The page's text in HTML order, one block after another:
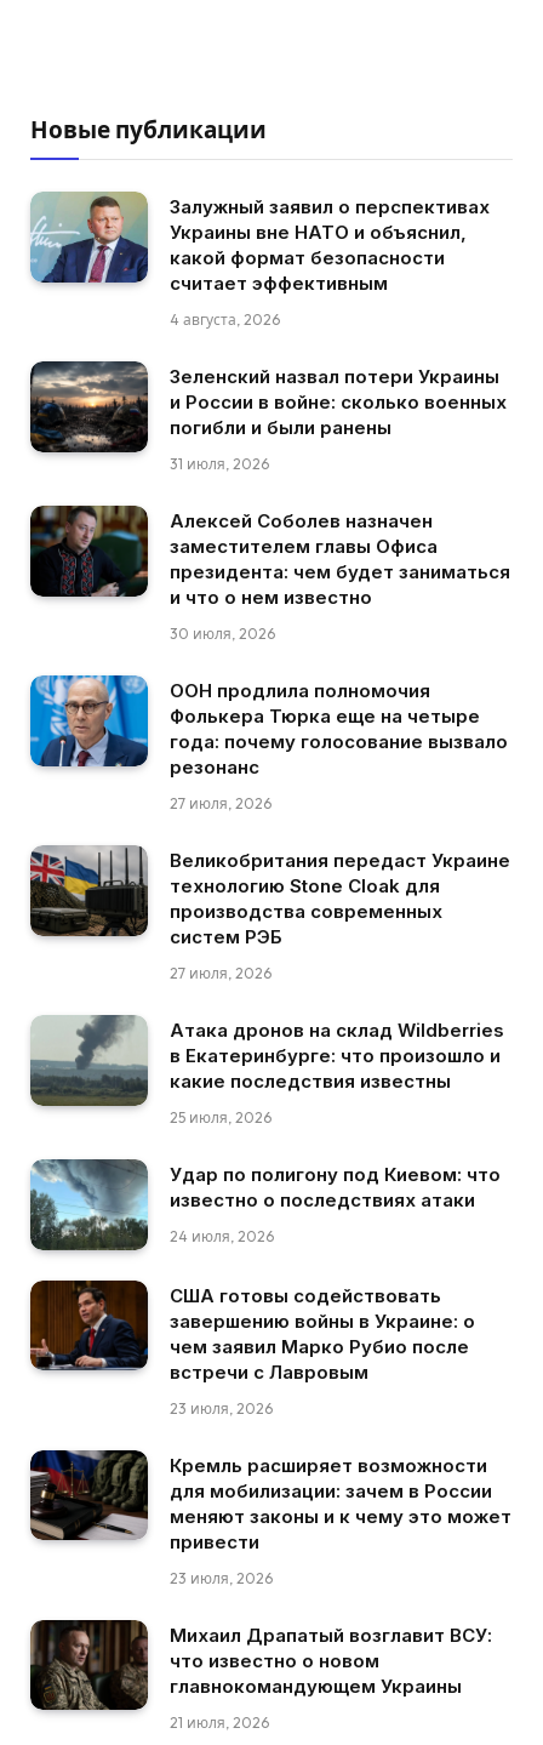
Новые публикации
Залужный заявил о перспективах
Украины вне НАТО и объяснил,
какой формат безопасности
считает эффективным
4 августа, 2026
Зеленский назвал потери Украины
и России в войне: сколько военных
погибли и были ранены
31 июля, 2026
Алексей Соболев назначен
заместителем главы Офиса
президента: чем будет заниматься
и что о нем известно
30 июля, 2026
ООН продлила полномочия
Фолькера Тюрка еще на четыре
года: почему голосование вызвало
резонанс
27 июля, 2026
Великобритания передаст Украине
технологию Stone Cloak для
производства современных
систем РЭБ
27 июля, 2026
Атака дронов на склад Wildberries
в Екатеринбурге: что произошло и
какие последствия известны
25 июля, 2026
Удар по полигону под Киевом: что
известно о последствиях атаки
24 июля, 2026
США готовы содействовать
завершению войны в Украине: о
чем заявил Марко Рубио после
встречи с Лавровым
23 июля, 2026
Кремль расширяет возможности
для мобилизации: зачем в России
меняют законы и к чему это может
привести
23 июля, 2026
Михаил Драпатый возглавит ВСУ:
что известно о новом
главнокомандующем Украины
21 июля, 2026